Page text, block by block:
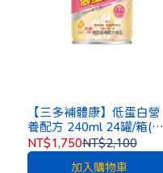
【三多補體康】低蛋白營
養配方 240ml 24罐/箱(整
箱出貨)
NT$1,750NT$2,100
加入購物車